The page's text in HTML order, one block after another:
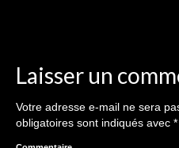
The smash cake: 1
Séance Noël
Laisser un
Votre adresse e-mail ne sera
obligatoires sont indiqués avec *